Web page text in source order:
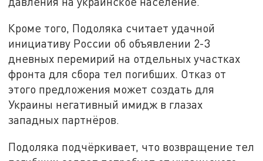
Кроме того, Подоляка считает удачной
инициативу России об объявлении 2-3
дневных перемирий на отдельных участках
фронта для сбора тел погибших. Отказ от
этого предложения может создать для
Украины негативный имидж в глазах
западных партнёров.
Подоляка подчёркивает, что возвращение тел